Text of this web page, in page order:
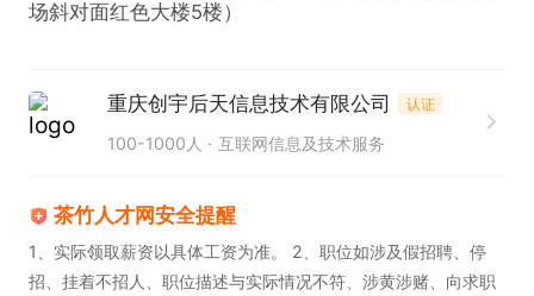
生日礼物、 活动团建、节日礼品
晋升发展：
场斜对面红色大楼5楼）
重庆创宇后天信息技术有限公司 认证
100-1000人 互联网信息及技术服务
茶竹人才网安全提醒
1、实际领取薪资以具体工资为准。 2、职位如涉及假招聘、停
招、挂着不招人、职位描述与实际情况不符、涉黄涉赌、向求职